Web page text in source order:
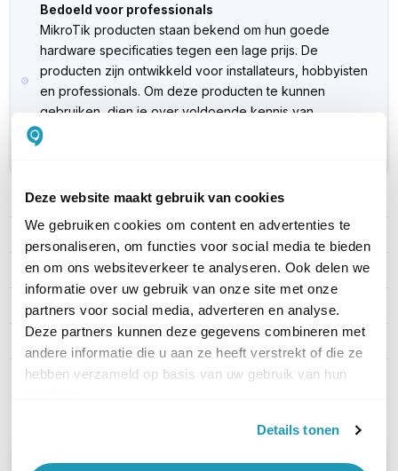
Deze website maakt gebruik van cookies
We gebruiken cookies om content en advertenties te
personaliseren, om functies voor social media te bieden
en om ons websiteverkeer te analyseren. Ook delen we
informatie over uw gebruik van onze site met onze
partners voor social media, adverteren en analyse.
Deze partners kunnen deze gegevens combineren met
andere informatie die u aan ze heeft verstrekt of die ze
hebben verzameld op basis van uw gebruik van hun
Details tonen
Bedoeld voor professionals
MikroTik producten staan bekend om hun goede
hardware specificaties tegen een lage prijs. De
producten zijn ontwikkeld voor installateurs, hobbyisten
en professionals. Om deze producten te kunnen
gebruiken, dien je over voldoende kennis van
netwerkapparatuur te beschikken. Ondersteuning voor
PRODUCT DETAILS
Merk MikroTik
Artikelnummer XQ+DA0001
EAN 9120117653607
Kabel lengte 1 meter
WIL JIJ ADVIES OP MAAT?